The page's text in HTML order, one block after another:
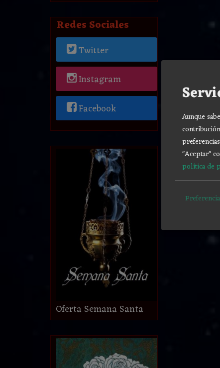
Redes Sociales
Twitter
Instagram
Facebook
Oferta Semana Santa
Aunque
"Aceptar"
política de